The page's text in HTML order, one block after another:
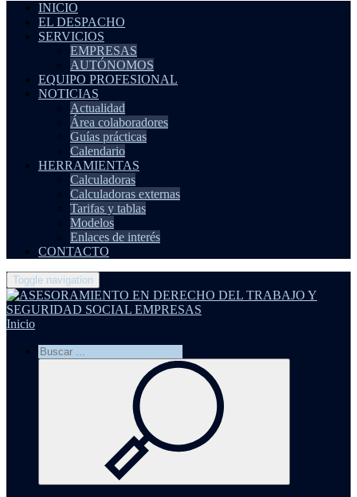
INICIO
EL DESPACHO
SERVICIOS
EMPRESAS
AUTÓNOMOS
EQUIPO PROFESIONAL
NOTICIAS
Actualidad
Área colaboradores
Guías prácticas
Calendario
HERRAMIENTAS
Calculadoras
Calculadoras externas
Tarifas y tablas
Modelos
Enlaces de interés
CONTACTO
Toggle navigation
Inicio